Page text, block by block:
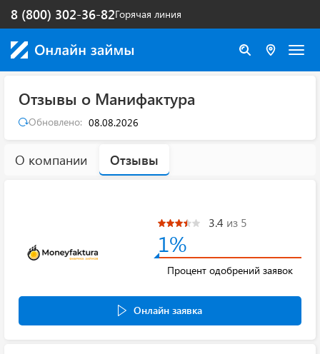
Горячая линия
8 (800) 302-36-82
Отзывы о Манифактура
Обновлено: 08.08.2026
О компании Отзывы
3.4 из 5
1%
Процент одобрений заявок
Онлайн заявка